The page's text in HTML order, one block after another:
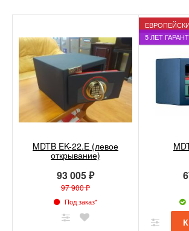
MDTB EK-22.E (левое
открывание)
93 005 ₽
97 900 ₽
Под заказ*
5 ЛЕТ